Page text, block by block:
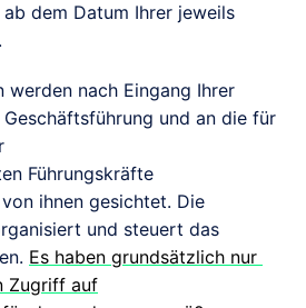
dem Datum Ihrer jeweils
werden nach Eingang Ihrer
und an die für
Führungskräfte
ihnen gesichtet. Die
und steuert das
Es haben grundsätzlich nur
Zugriff auf